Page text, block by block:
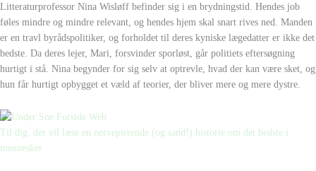
Litteraturprofessor Nina Wisløff befinder sig i en brydningstid. Hendes job
føles mindre og mindre relevant, og hendes hjem skal snart rives ned. Manden
er en travl byrådspolitiker, og forholdet til deres kyniske lægedatter er ikke det
bedste. Da deres lejer, Mari, forsvinder sporløst, går politiets eftersøgning
hurtigt i stå. Nina begynder for sig selv at optrevle, hvad der kan være sket, og
hun får hurtigt opbygget et væld af teorier, der bliver mere og mere dystre.
Til dig, der vil læse en nervepirrende (og sand!) historie om det bedste i
mennesker